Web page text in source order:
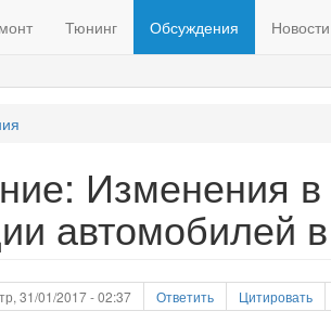
Тюнинг Обсуждения Новости
Изменения
автомобилей
31/01/2017 - 02:37 Ответить Цитировать